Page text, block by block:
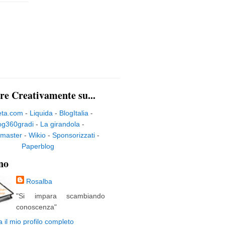
Creativamente su...
- Liquida - BlogItalia -
- La girandola -
- Wikio- Sponsorizzati-
Paperblog
Rosalba
"Si impara scambiando
conoscenza"
il mio profilo completo